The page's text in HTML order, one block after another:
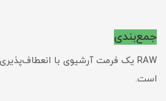
جمع‌بندی
است.